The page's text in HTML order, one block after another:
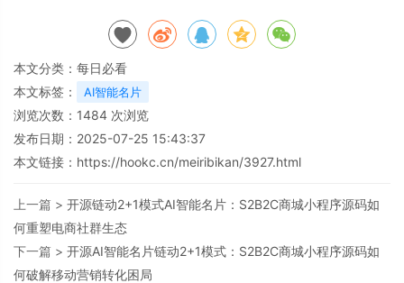
本文分类： 每日必看
本文标签：
AI智能名片
浏览次数： 1484 次浏览
发布日期：2025-07-25 15:43:37
本文链接： https://hookc.cn/meiribikan/3927.html
上一篇 > 开源链动2+1模式AI智能名片：S2B2C商城小程序源码如
何重塑电商社群生态
下一篇 > 开源AI智能名片链动2+1模式：S2B2C商城小程序源码如
何破解移动营销转化困局